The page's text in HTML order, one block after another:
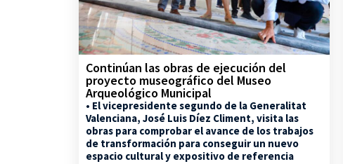
Continúan las obras de ejecución del
proyecto museográfico del Museo
Arqueológico Municipal
• El vicepresidente segundo de la Generalitat
Valenciana, José Luis Díez Climent, visita las
obras para comprobar el avance de los trabajos
de transformación para conseguir un nuevo
espacio cultural y expositivo de referencia